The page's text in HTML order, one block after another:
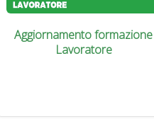
Aggiornamento formazione
Lavoratore